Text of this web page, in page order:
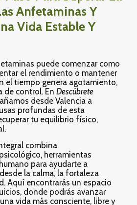
Anfetaminas Y
Vida Estable Y
puede comenzar como
el rendimiento o mantener
el tiempo genera agotamiento,
de control. En Descúbrete
desde Valencia a
profundas de esta
tu equilibrio físico,
combina
herramientas
para ayudarte a
la calma, la fortaleza
Aquí encontrarás un espacio
donde podrás avanzar
vida más consciente, libre y